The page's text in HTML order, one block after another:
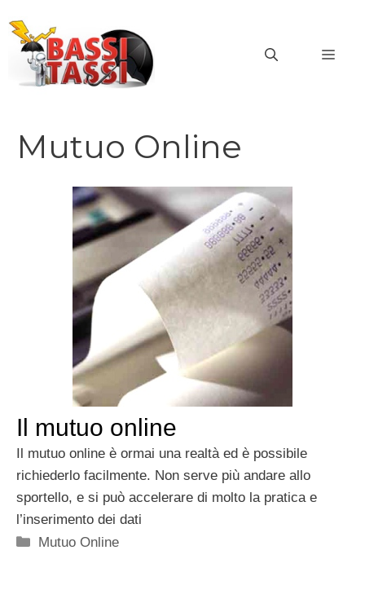
contenuto
Mutuo Online
Il mutuo online
Il mutuo online è ormai una realtà ed è possibile
richiederlo facilmente. Non serve più andare allo
sportello, e si può accelerare di molto la pratica e
l’inserimento dei dati
Categorie
Mutuo Online